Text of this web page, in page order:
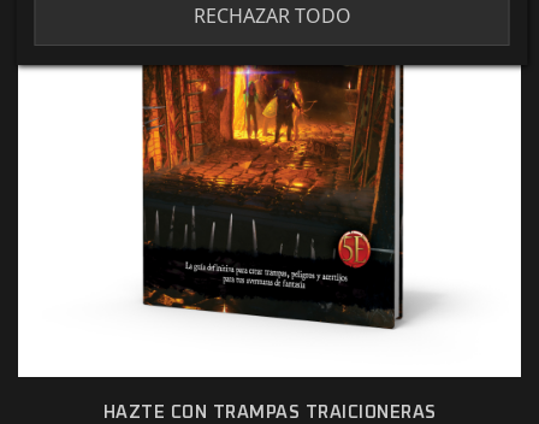
HAZTE CON TRAMPAS TRAICIONERAS
RECHAZAR TODO